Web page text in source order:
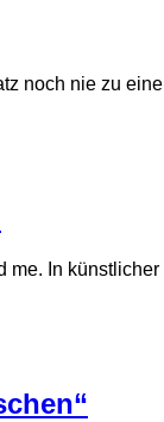
noch nie zu
me. In